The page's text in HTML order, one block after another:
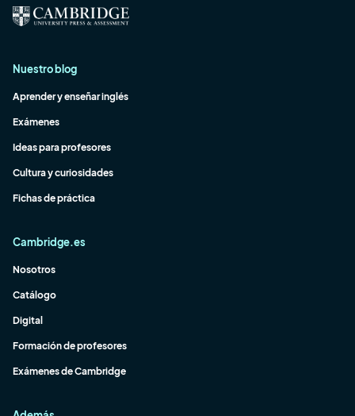
Nuestro blog
Aprender y enseñar inglés
Exámenes
Ideas para profesores
Cultura y curiosidades
Fichas de práctica
Cambridge.es
Nosotros
Catálogo
Digital
Formación de profesores
Exámenes de Cambridge